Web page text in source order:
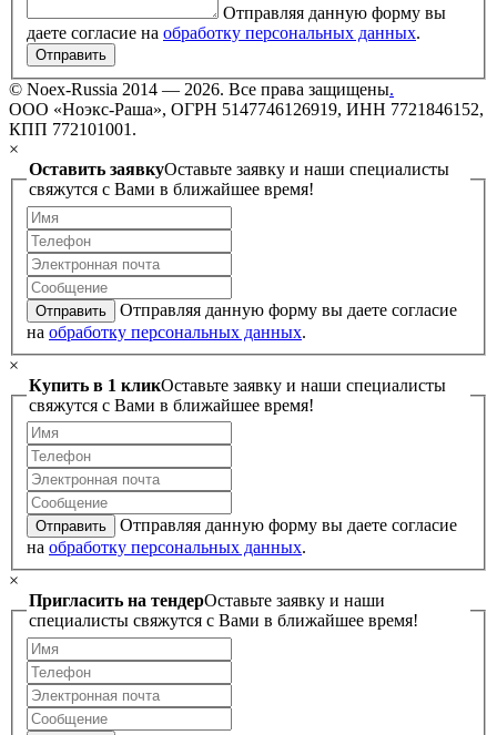
Отправляя данную форму вы
даете согласие на обработку персональных данных.
Отправить
© Noex-Russia 2014 — 2026. Все права защищены.
ООО «Ноэкс-Раша», ОГРН 5147746126919, ИНН 7721846152,
КПП 772101001.
×
Оставить заявкуОставьте заявку и наши специалисты
свяжутся с Вами в ближайшее время!
Отправить
Отправляя данную форму вы даете согласие
на обработку персональных данных.
×
Купить в 1 кликОставьте заявку и наши специалисты
свяжутся с Вами в ближайшее время!
Отправить
Отправляя данную форму вы даете согласие
на обработку персональных данных.
×
Пригласить на тендерОставьте заявку и наши
специалисты свяжутся с Вами в ближайшее время!